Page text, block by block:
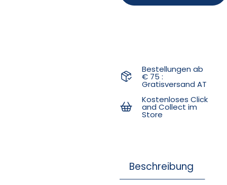
Bestellungen ab
€ 75 :
Gratisversand AT
Kostenloses Click
and Collect im
Store
Beschreibung